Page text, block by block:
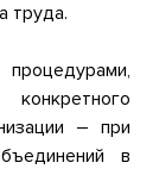
труда.
– при
в